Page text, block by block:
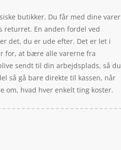
butikker. Du får med dine varer
returret. En anden fordel ved
det, du er ude efter. Det er let i
for, at bære alle varerne fra
sendt til din arbejdsplads, så du
så gå bare direkte til kassen, når
om, hvad hver enkelt ting koster.